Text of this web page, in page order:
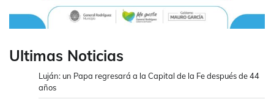
Ultimas Noticias
Luján: un Papa regresará a la Capital de la Fe después de 44
años